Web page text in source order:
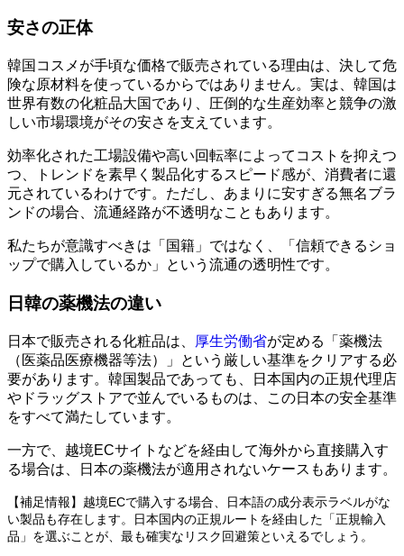
安さの正体
韓国コスメが手頃な価格で販売されている理由は、決して危
険な原材料を使っているからではありません。実は、韓国は
世界有数の化粧品大国であり、圧倒的な生産効率と競争の激
しい市場環境がその安さを支えています。
効率化された工場設備や高い回転率によってコストを抑えつ
つ、トレンドを素早く製品化するスピード感が、消費者に還
元されているわけです。ただし、あまりに安すぎる無名ブラ
ンドの場合、流通経路が不透明なこともあります。
私たちが意識すべきは「国籍」ではなく、「信頼できるショ
ップで購入しているか」という流通の透明性です。
日韓の薬機法の違い
日本で販売される化粧品は、 厚生労働省が定める「薬機法
（医薬品医療機器等法）」という厳しい基準をクリアする必
要があります。韓国製品であっても、日本国内の正規代理店
やドラッグストアで並んでいるものは、この日本の安全基準
をすべて満たしています。
一方で、越境ECサイトなどを経由して海外から直接購入す
る場合は、日本の薬機法が適用されないケースもあります。
【補足情報】越境ECで購入する場合、日本語の成分表示ラベルがな
い製品も存在します。日本国内の正規ルートを経由した「正規輸入
品」を選ぶことが、最も確実なリスク回避策といえるでしょう。